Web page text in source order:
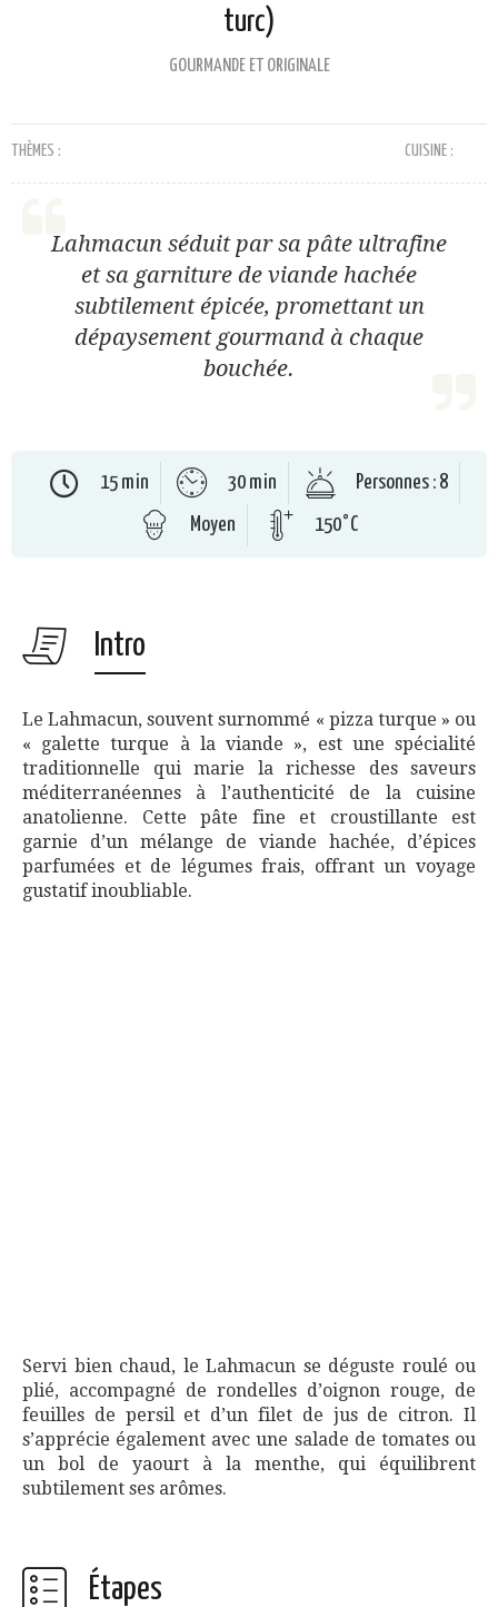
turc)
GOURMANDE ET ORIGINALE
THÈMES : CUISINE :
Lahmacun séduit par sa pâte ultrafine
et sa garniture de viande hachée
subtilement épicée, promettant un
dépaysement gourmand à chaque
bouchée.
15 min 30 min
Personnes : 8
Moyen
150°C
Intro
Le Lahmacun, souvent surnommé « pizza turque » ou
« galette turque à la viande », est une spécialité
traditionnelle qui marie la richesse des saveurs
méditerranéennes à l’authenticité de la cuisine
anatolienne. Cette pâte fine et croustillante est
garnie d’un mélange de viande hachée, d’épices
parfumées et de légumes frais, offrant un voyage
gustatif inoubliable.
Servi bien chaud, le Lahmacun se déguste roulé ou
plié, accompagné de rondelles d’oignon rouge, de
feuilles de persil et d’un filet de jus de citron. Il
s’apprécie également avec une salade de tomates ou
un bol de yaourt à la menthe, qui équilibrent
subtilement ses arômes.
Étapes